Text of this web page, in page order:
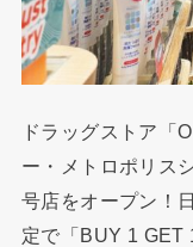
ドラッグストア「
ー・メトロポリス
号店をオープン！
定で「BUY 1 GET